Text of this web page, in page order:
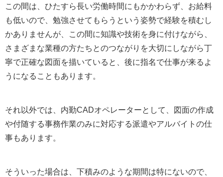
この間は、ひたすら長い労働時間にもかかわらず、お給料
も低いので、勉強させてもらうという姿勢で経験を積むし
かありませんが、この間に知識や技術を身に付けながら、
さまざまな業種の方たちとのつながりを大切にしながら丁
寧で正確な図面を描いていると、後に指名で仕事が来るよ
うになることもあります。
それ以外では、内勤CADオペレーターとして、図面の作成
や付随する事務作業のみに対応する派遣やアルバイトの仕
事もあります。
そういった場合は、下積みのような期間は特にないので、